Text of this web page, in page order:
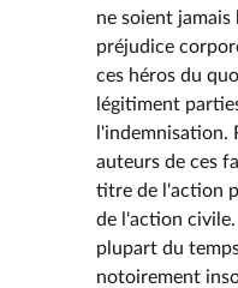
ne soient jamais
préjudice
ces héros du
légitiment
l'indemnisation.
auteurs de ces
titre de l'action
de l'action
plupart du
notoirement